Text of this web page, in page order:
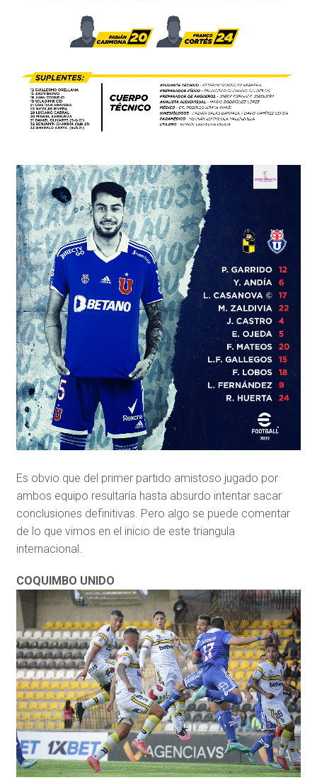
Es obvio que del primer partido amistoso jugado por
ambos equipo resultaría hasta absurdo intentar sacar
conclusiones definitivas. Pero algo se puede comentar
de lo que vimos en el inicio de este triangula
internacional.
COQUIMBO UNIDO